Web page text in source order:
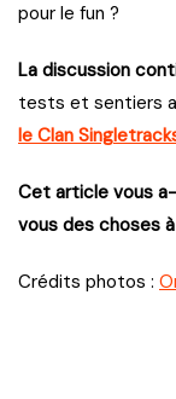
pour le fun ?
La discussion
tests et sentiers
le Clan
Cet article vous
vous des choses
Crédits photos :